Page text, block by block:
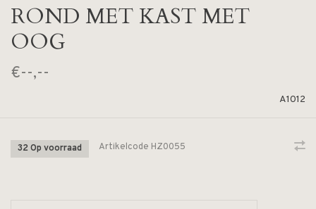
ROND MET KAST MET
OOG
€--,--
A1012
32 Op voorraad Artikelcode HZ0055